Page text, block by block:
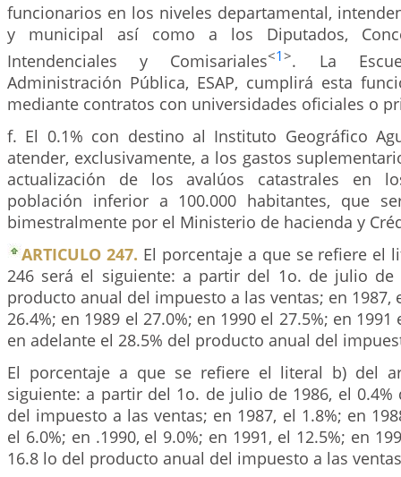
funcionarios en los niveles departamental,
y municipal así como a los Diputados,
Intendenciales y Comisariales<1>. La
Administración Pública, ESAP, cumplirá esta
mediante contratos con universidades oficiales o
f. El 0.1% con destino al Instituto Geográfico
atender, exclusivamente, a los gastos
actualización de los avalúos catastrales en
población inferior a 100.000 habitantes, que
bimestralmente por el Ministerio de hacienda y
ARTICULO 247. El porcentaje a que se refiere el
246 será el siguiente: a partir del 1o. de julio de
producto anual del impuesto a las ventas; en 1987,
26.4%; en 1989 el 27.0%; en 1990 el 27.5%; en 1991
en adelante el 28.5% del producto anual del
El porcentaje a que se refiere el literal b) del
siguiente: a partir del 1o. de julio de 1986, el
del impuesto a las ventas; en 1987, el 1.8%; en
el 6.0%; en .1990, el 9.0%; en 1991, el 12.5%; en
16.8 lo del producto anual del impuesto a las